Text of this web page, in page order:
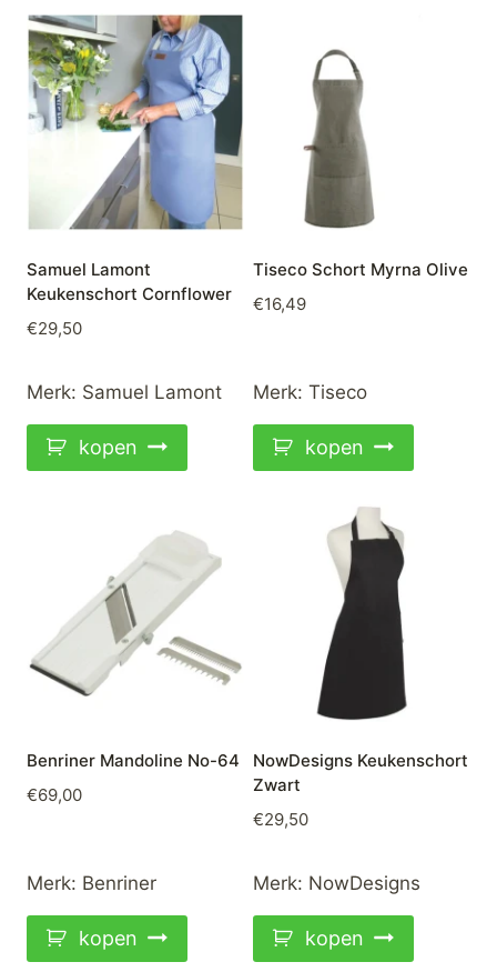
Samuel Lamont
Keukenschort Cornflower
€29,50
Merk: Samuel Lamont
kopen
Tiseco Schort Myrna Olive
€16,49
Merk: Tiseco
kopen
Benriner Mandoline No-64
€69,00
Merk: Benriner
kopen
NowDesigns Keukenschort
Zwart
€29,50
Merk: NowDesigns
kopen